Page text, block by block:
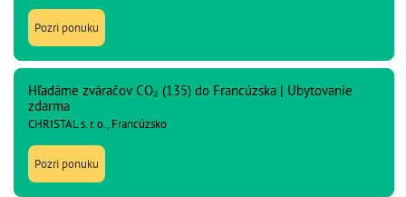
Pozri ponuku
Hľadáme zváračov CO₂ (135) do Francúzska | Ubytovanie
zdarma
CHRISTAL s. r. o., Francúzsko
Pozri ponuku